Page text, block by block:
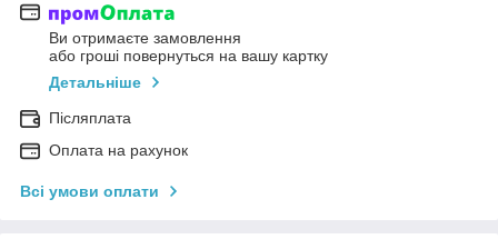
Ви отримаєте замовлення
або гроші повернуться на вашу картку
Детальніше
Післяплата
Оплата на рахунок
Всі умови оплати